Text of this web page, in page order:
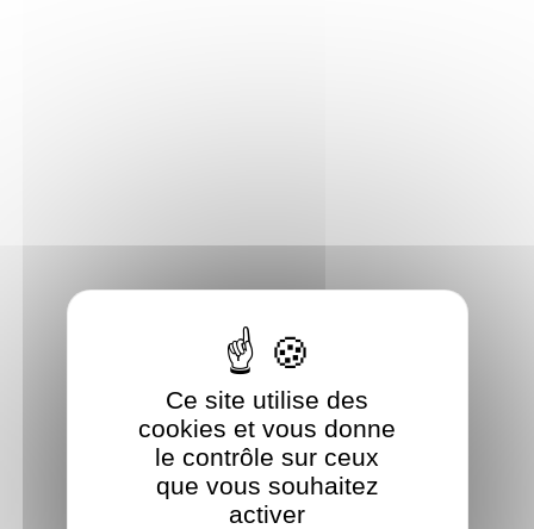
Ce site utilise des
cookies et vous donne
le contrôle sur ceux
que vous souhaitez
activer